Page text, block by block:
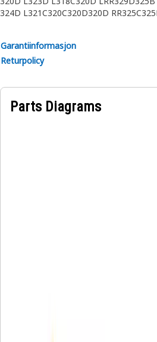
324D L321C320C320D320D RR325C
Garantiinformasjon
Returpolicy
Parts Diagrams